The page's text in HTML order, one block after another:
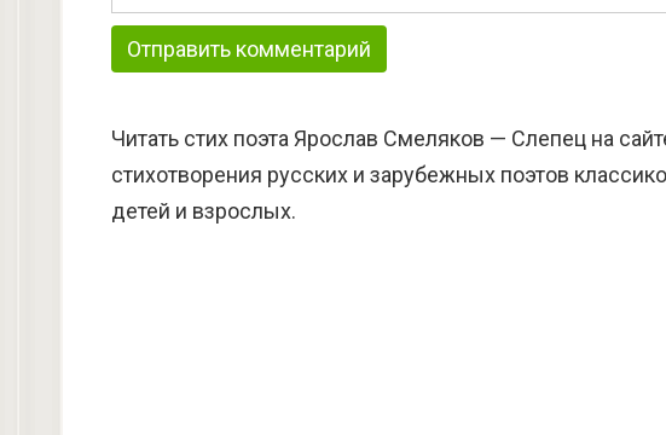
Читать стих поэта Ярослав Смеляков — Слепец на
стихотворения русских и зарубежных поэтов
детей и взрослых.